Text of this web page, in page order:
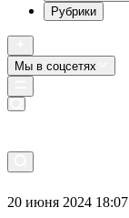
Рубрики
Мы в соцсетях
20 июня 2024 18:07